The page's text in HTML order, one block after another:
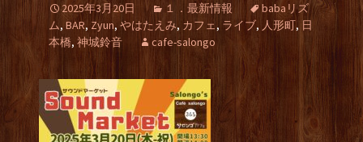
2025年3月20日 １．最新情報
babaリズ
ム, BAR, Zyun, やはたえみ, カフェ, ライブ, 人形町, 日
本橋, 神城鈴音 cafe-salongo